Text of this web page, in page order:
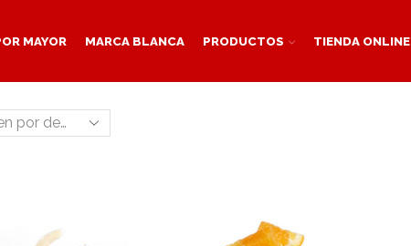
MAYOR MARCA BLANCA PRODUCTOS TIENDA ONLINE